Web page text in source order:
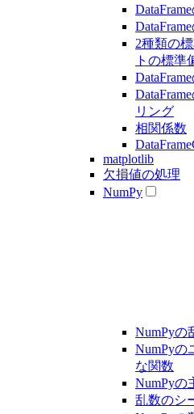
2種類の
トの標準
リング
相関係数
matplotlib
欠損値の処理
NumPy
NumPyの
NumPyの
な関数
NumPyの
乱数のシ